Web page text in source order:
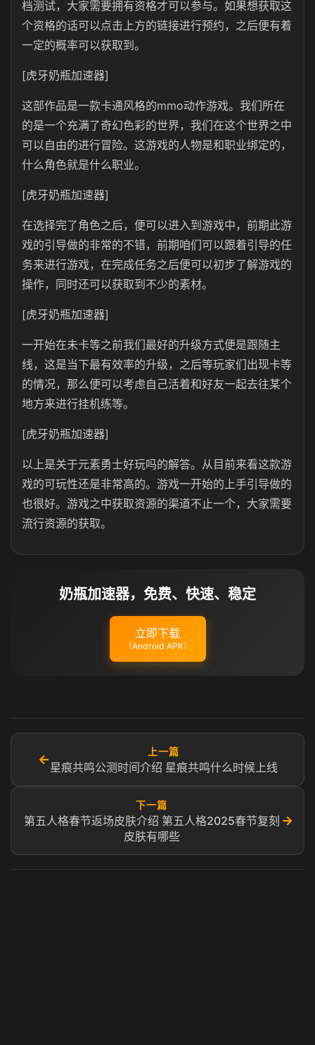
档测试，大家需要拥有资格才可以参与。如果想获取这
个资格的话可以点击上方的链接进行预约，之后便有着
一定的概率可以获取到。
[虎牙奶瓶加速器]
这部作品是一款卡通风格的mmo动作游戏。我们所在
的是一个充满了奇幻色彩的世界，我们在这个世界之中
可以自由的进行冒险。这游戏的人物是和职业绑定的，
什么角色就是什么职业。
[虎牙奶瓶加速器]
在选择完了角色之后，便可以进入到游戏中，前期此游
戏的引导做的非常的不错，前期咱们可以跟着引导的任
务来进行游戏，在完成任务之后便可以初步了解游戏的
操作，同时还可以获取到不少的素材。
[虎牙奶瓶加速器]
一开始在未卡等之前我们最好的升级方式便是跟随主
线，这是当下最有效率的升级，之后等玩家们出现卡等
的情况，那么便可以考虑自己活着和好友一起去往某个
地方来进行挂机练等。
[虎牙奶瓶加速器]
以上是关于元素勇士好玩吗的解答。从目前来看这款游
戏的可玩性还是非常高的。游戏一开始的上手引导做的
也很好。游戏之中获取资源的渠道不止一个，大家需要
流行资源的获取。
奶瓶加速器，免费、快速、稳定
立即下载
（Android APK）
←
上一篇
星痕共鸣公测时间介绍 星痕共鸣什么时候上线​
下一篇
第五人格春节返场皮肤介绍 第五人格2025春节复刻
皮肤有哪些
→